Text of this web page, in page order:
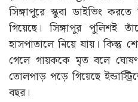
সিঙ্গাপুরে স্কুবা ডাইভিং
গিয়েছে। সিঙ্গাপুর পুলিশই
হাসপাতালে নিয়ে যায়। কিন্তু
গেলে গায়ককে মৃত বলে
তোলপাড় পড়ে গিয়েছে
বছর।